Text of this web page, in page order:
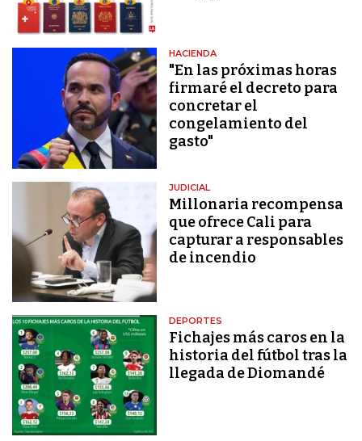
HACIENDA
"En las próximas horas
firmaré el decreto para
concretar el
congelamiento del
gasto"
JUDICIAL
Millonaria recompensa
que ofrece Cali para
capturar a responsables
de incendio
DEPORTES
Fichajes más caros en la
historia del fútbol tras la
llegada de Diomandé